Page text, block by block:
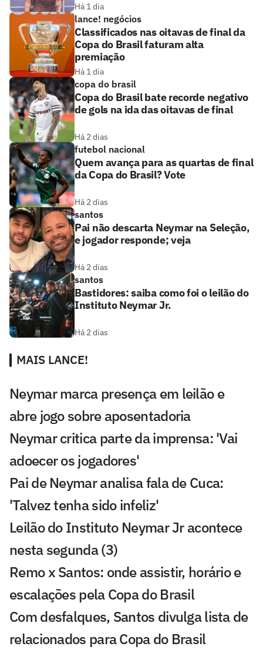
Há 1 dia
lance! negócios
Classificados nas oitavas de final da
Copa do Brasil faturam alta
premiação
Há 1 dia
copa do brasil
Copa do Brasil bate recorde negativo
de gols na ida das oitavas de final
Há 2 dias
futebol nacional
Quem avança para as quartas de final
da Copa do Brasil? Vote
Há 2 dias
santos
Pai não descarta Neymar na Seleção,
e jogador responde; veja
Há 2 dias
santos
Bastidores: saiba como foi o leilão do
Instituto Neymar Jr.
Há 2 dias
MAIS LANCE!
Neymar marca presença em leilão e
abre jogo sobre aposentadoria
Neymar critica parte da imprensa: 'Vai
adoecer os jogadores'
Pai de Neymar analisa fala de Cuca:
'Talvez tenha sido infeliz'
Leilão do Instituto Neymar Jr acontece
nesta segunda (3)
Remo x Santos: onde assistir, horário e
escalações pela Copa do Brasil
Com desfalques, Santos divulga lista de
relacionados para Copa do Brasil